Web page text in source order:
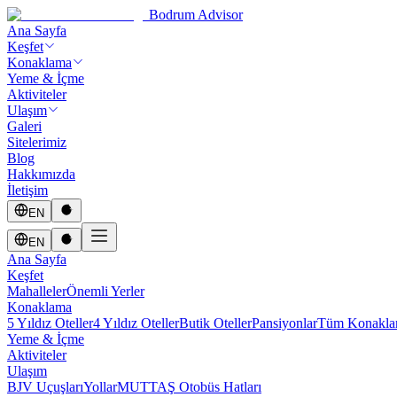
Bodrum Advisor
Ana Sayfa
Keşfet
Konaklama
Yeme & İçme
Aktiviteler
Ulaşım
Galeri
Sitelerimiz
Blog
Hakkımızda
İletişim
EN
EN
Ana Sayfa
Keşfet
MahallelerÖnemli Yerler
Konaklama
5 Yıldız Oteller4 Yıldız OtellerButik OtellerPansiyonlarTüm
Yeme & İçme
Aktiviteler
Ulaşım
BJV UçuşlarıYollarMUTTAŞ Otobüs Hatları